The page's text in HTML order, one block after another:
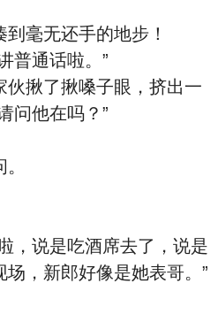
毫无还手的地步！
普通话啦。”
伙揪了揪嗓子眼，挤出一
问他在吗？”
，说是吃酒席去了，说是
，新郎好像是她表哥。”